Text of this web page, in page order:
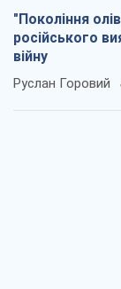
"Покоління
російського
війну
Руслан Горовий